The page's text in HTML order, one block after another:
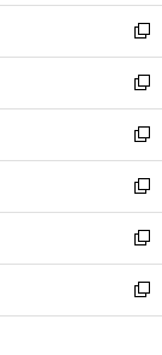
開
く
ウ
で
開
く
ン
ド
ウ
で
開
く
ウ
ィ
ン
ド
ウ
で
開
く
し
い
ウ
ィ
ン
ド
ウ
で
開
く
新
し
い
ウ
ィ
ン
ド
ウ
で
開
く
新
し
い
ウ
ィ
ン
ド
ウ
で
開
新
し
い
ウ
ィ
ン
ド
ウ
新
し
い
ウ
ィ
ン
新
し
い
ウ
新
し